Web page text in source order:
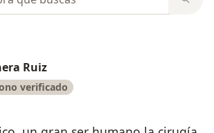
Ruiz
verificado